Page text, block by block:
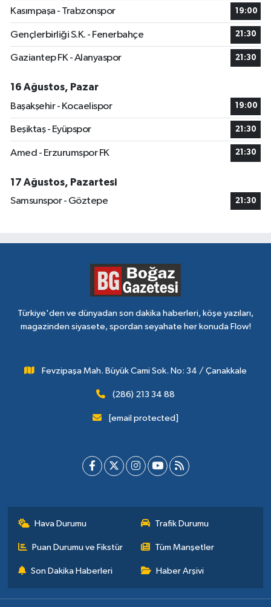
Kasımpaşa - Trabzonspor 19:00
Gençlerbirliği S.K. - Fenerbahçe 21:30
Gaziantep FK - Alanyaspor 21:30
16 Ağustos, Pazar
Başakşehir - Kocaelispor
19:00
Beşiktaş - Eyüpspor 21:30
Amed - Erzurumspor FK 21:30
17 Ağustos, Pazartesi
Samsunspor - Göztepe
21:30
Türkiye'den ve dünyadan son dakika haberleri, köşe yazıları,
magazinden siyasete, spordan seyahate her konuda Flow!
Fevzipaşa Mah. Büyük Cami Sok. No: 34 / Çanakkale
(286) 213 34 88
[email protected]
Hava Durumu Trafik Durumu
Puan Durumu ve Fikstür Tüm Manşetler
Son Dakika Haberleri Haber Arşivi